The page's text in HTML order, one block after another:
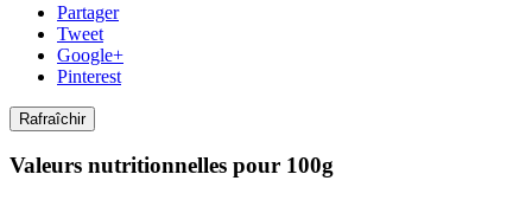
Partager
Tweet
Google+
Pinterest
Valeurs nutritionnelles pour 100g